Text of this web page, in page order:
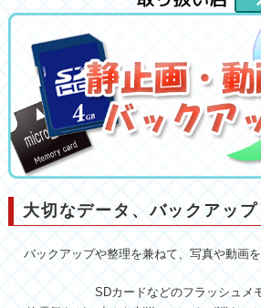
大切なデータ、バックアップ
バックアップや整理を兼ねて、写真や動画
SDカードなどのフラッシュメ